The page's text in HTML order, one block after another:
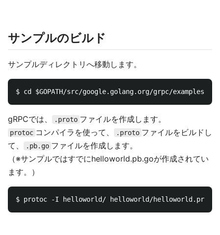
サンプルのビルド
サンプルディレクトリへ移動します。
gRPCでは、 .proto ファイルを作成します。
protoc コンパイラを使って、 .proto ファイルをビルドし
て、
.pb.go ファイルを作成します。
（※サンプルではすでにhelloworld.pb.goが作成されてい
ます。）